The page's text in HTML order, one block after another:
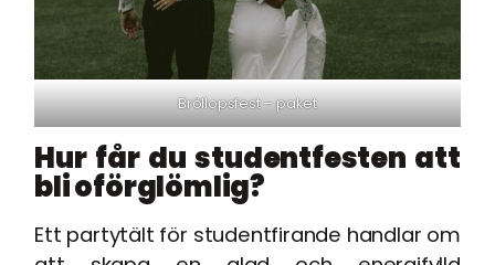
Bröllopsfest – paket
Hur får du studentfesten att
bli oförglömlig?
Ett partytält för studentfirande handlar om